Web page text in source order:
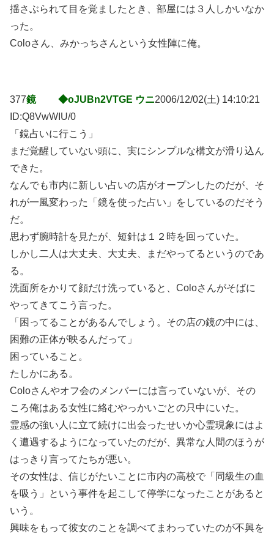
揺さぶられて目を覚ましたとき、部屋には３人しかいなか
った。
Coloさん、みかっちさんという女性陣に俺。
377鏡 ◆oJUBn2VTGE ウニ2006/12/02(土) 14:10:21
ID:Q8VwWIU/0
「鏡占いに行こう」
まだ覚醒していない頭に、実にシンプルな構文が滑り込ん
できた。
なんでも市内に新しい占いの店がオープンしたのだが、そ
れが一風変わった「鏡を使った占い」をしているのだそう
だ。
思わず腕時計を見たが、短針は１２時を回っていた。
しかし二人は大丈夫、大丈夫、まだやってるというのであ
る。
洗面所をかりて顔だけ洗っていると、Coloさんがそばに
やってきてこう言った。
「困ってることがあるんでしょう。その店の鏡の中には、
困難の正体が映るんだって」
困っていること。
たしかにある。
Coloさんやオフ会のメンバーには言っていないが、その
ころ俺はある女性に絡むやっかいごとの只中にいた。
霊感の強い人に立て続けに出会ったせいか心霊現象にはよ
く遭遇するようになっていたのだが、異常な人間のほうが
はっきり言ってたちが悪い。
その女性は、信じがたいことに市内の高校で「同級生の血
を吸う」という事件を起こして停学になったことがあると
いう。
興味をもって彼女のことを調べてまわっていたのが不興を